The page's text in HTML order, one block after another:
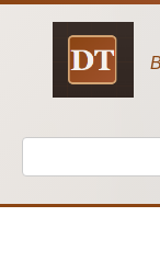
Перейти
Поиск: